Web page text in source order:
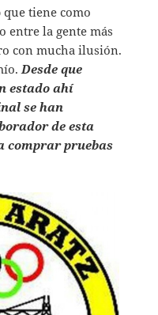
tiene como
entre la gente más
con mucha ilusión.
Desde que
estado ahí
se han
de esta
comprar pruebas